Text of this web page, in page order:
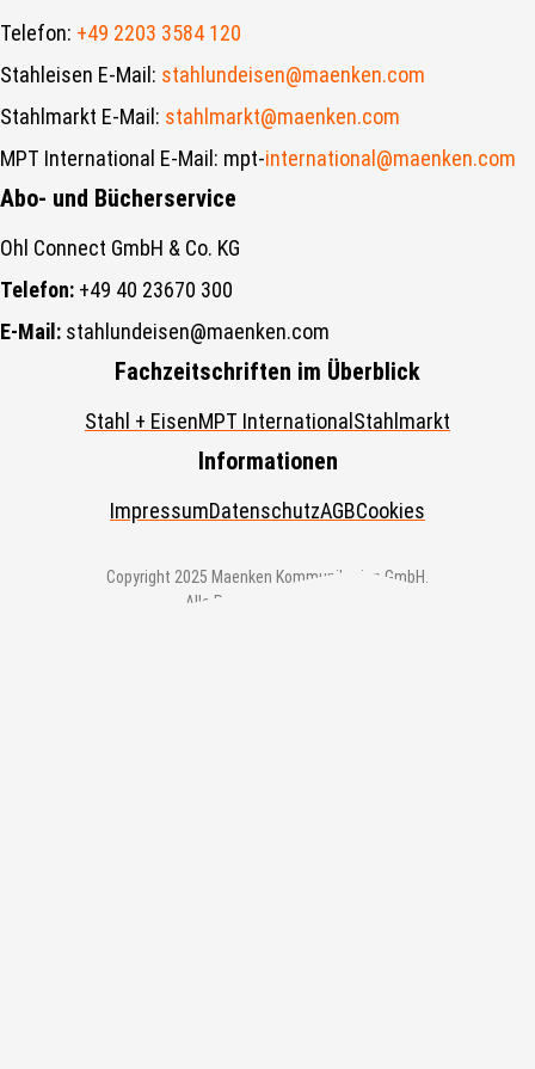
Telefon: +49 2203 3584 120
Stahleisen E-Mail: stahlundeisen@maenken.com
Stahlmarkt E-Mail: stahlmarkt@maenken.com
MPT International E-Mail: mpt-international@maenken.com
Abo- und Bücherservice
Ohl Connect GmbH & Co. KG
Telefon: +49 40 23670 300
E-Mail: stahlundeisen@maenken.com
Fachzeitschriften im Überblick
Stahl + EisenMPT International Stahlmarkt
Informationen
ImpressumDatenschutzAGBCookies
Copyright 2025 Maenken Kommunikation GmbH.
Alle Rechte vorbehalten.